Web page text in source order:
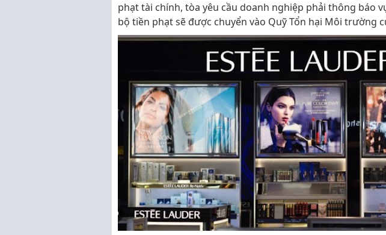
phạt tài chính, tòa yêu cầu doanh nghiệp phải thông báo
bộ tiền phạt sẽ được chuyển vào Quỹ Tổn hại Môi trường